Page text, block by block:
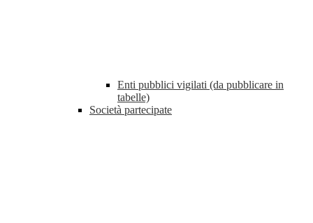
Enti pubblici vigilati (da pubblicare in
tabelle)
Società partecipate